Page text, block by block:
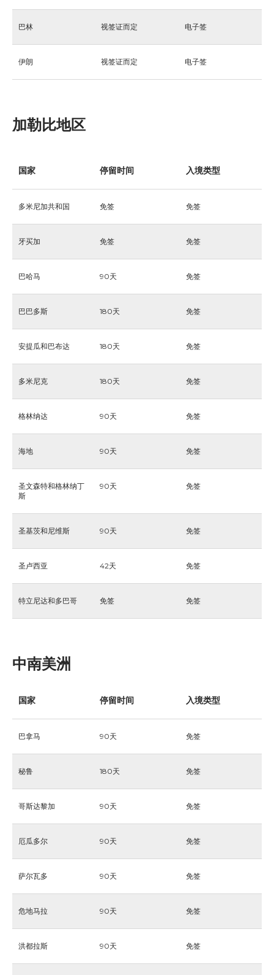
巴林 视签证而定 电子签
伊朗 视签证而定 电子签
加勒比地区
国家 停留时间 入境类型
多米尼加共和国 免签 免签
牙买加 免签 免签
巴哈马 90天 免签
巴巴多斯 180天 免签
安提瓜和巴布达 180天 免签
多米尼克 180天 免签
格林纳达 90天 免签
海地 90天 免签
圣文森特和格林纳丁
斯
90天 免签
圣基茨和尼维斯 90天 免签
圣卢西亚 42天 免签
特立尼达和多巴哥 免签 免签
中南美洲
国家 停留时间 入境类型
巴拿马 90天 免签
秘鲁 180天 免签
哥斯达黎加 90天 免签
厄瓜多尔 90天 免签
萨尔瓦多 90天 免签
危地马拉 90天 免签
洪都拉斯 90天 免签